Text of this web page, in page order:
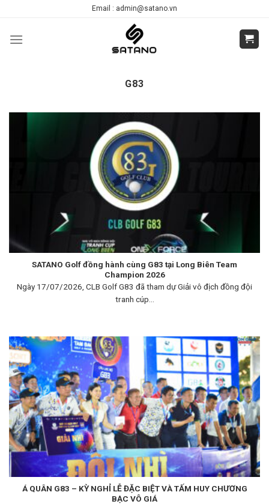
content
Email : admin@satano.vn
G83
SATANO Golf đồng hành cùng G83 tại Long Biên Team
Champion 2026
Ngày 17/07/2026, CLB Golf G83 đã tham dự Giải vô địch đồng đội
tranh cúp...
Á QUÂN G83 – KỲ NGHỈ LỄ ĐẶC BIỆT VÀ TẤM HUY CHƯƠNG
BẠC VÔ GIÁ